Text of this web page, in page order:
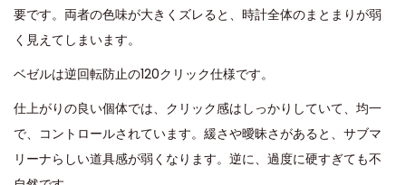
要です。両者の色味が大きくズレると、時計全体のまとまりが弱
く見えてしまいます。
ベゼルは逆回転防止の120クリック仕様です。
仕上がりの良い個体では、クリック感はしっかりしていて、均一
で、コントロールされています。緩さや曖昧さがあると、サブマ
リーナらしい道具感が弱くなります。逆に、過度に硬すぎても不